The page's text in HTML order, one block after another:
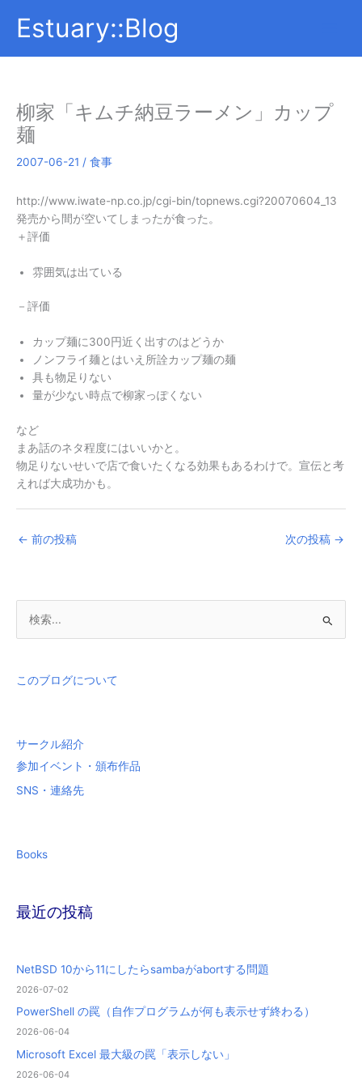
Estuary::Blog
柳家「キムチ納豆ラーメン」カップ
麺
2007-06-21 / 食事
http://www.iwate-np.co.jp/cgi-bin/topnews.cgi?20070604_13
発売から間が空いてしまったが食った。
＋評価
雰囲気は出ている
－評価
カップ麺に300円近く出すのはどうか
ノンフライ麺とはいえ所詮カップ麺の麺
具も物足りない
量が少ない時点で柳家っぽくない
など
まあ話のネタ程度にはいいかと。
物足りないせいで店で食いたくなる効果もあるわけで。宣伝と考
えれば大成功かも。
← 前の投稿 次の投稿 →
象
このブログについて
サークル紹介
参加イベント・頒布作品
SNS・連絡先
Books
最近の投稿
NetBSD 10から11にしたらsambaがabortする問題
2026-07-02
PowerShell の罠（自作プログラムが何も表示せず終わる）
2026-06-04
Microsoft Excel 最大級の罠「表示しない」
2026-06-04